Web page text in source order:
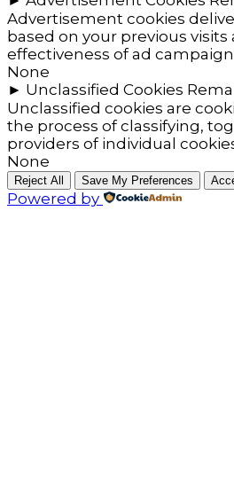
Advertisement cookies
based on your previous visits
effectiveness of ad
None
► Unclassified Cookies
Unclassified cookies are
the process of classifying,
providers of individual
None
Reject All Save My Preferences
Powered by